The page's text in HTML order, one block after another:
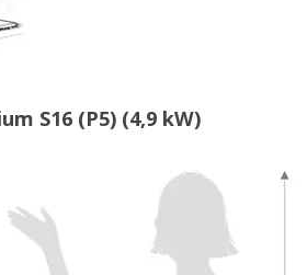
S16 (P5) (4,9 kW)